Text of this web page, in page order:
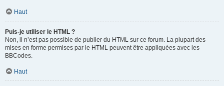
Haut
Puis-je utiliser le HTML ?
Non, il n’est pas possible de publier du HTML sur ce forum. La plupart des
mises en forme permises par le HTML peuvent être appliquées avec les
BBCodes.
Haut